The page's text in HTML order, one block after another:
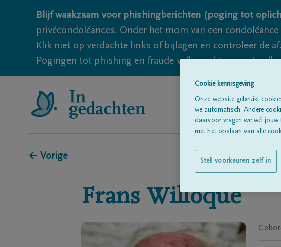
Blijf waakzaam voor phishingberichten (poging tot
privécondoléances. Onder het mom van een
Klik niet op verdachte links of bijlagen en controleer de
Pogingen tot phishing en fraude vallen echter nooit
← Vorige
Frans Willoqué
Cookie kennisgeving
Onze website gebruikt
we automatisch. Andere
daarvoor vragen we wél
met het opslaan van alle
Stel voorkeuren zelf in